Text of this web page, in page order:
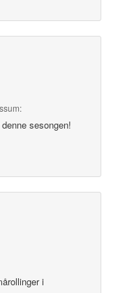
:
sesongen!
i